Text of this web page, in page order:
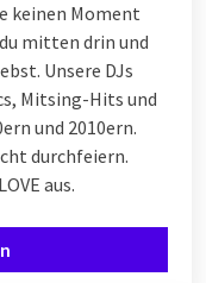
keinen Moment
mitten drin und
Unsere DJs
Mitsing-Hits und
und 2010ern.
durchfeiern.
aus.